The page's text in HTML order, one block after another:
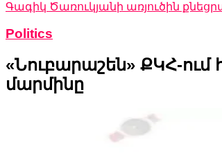
Գագիկ Ծառուկյանի առյուծին
Politics
«Նուբարաշեն» ՔԿՀ-
մարմինը